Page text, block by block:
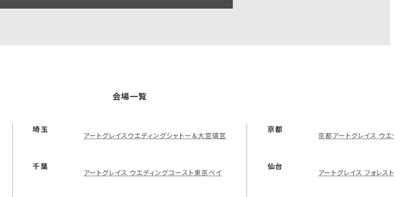
会場一覧
埼玉
アートグレイスウエディングシャトー＆大宮璃宮
千葉
アートグレイス ウエディングコースト東京ベイ
京都
京都アートグレイス ウ
仙台
アートグレイス フォレス